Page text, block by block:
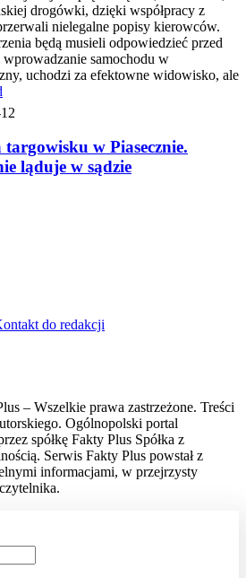
drogówki, dzięki współpracy z
nielegalne popisy kierowców.
będą musieli odpowiedzieć przed
samochodu w
uchodzi za efektowne widowisko, ale
w Piasecznie.
ląduje w sądzie
do redakcji
– Wszelkie prawa zastrzeżone. Treści
Ogólnopolski portal
spółkę Fakty Plus Spółka z
Serwis Fakty Plus powstał z
informacjami, w przejrzysty